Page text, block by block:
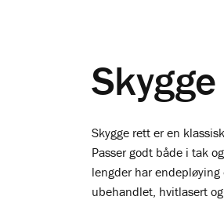
Skygge rett er en
Passer godt både i tak
lengder har
ubehandlet, hvitlasert